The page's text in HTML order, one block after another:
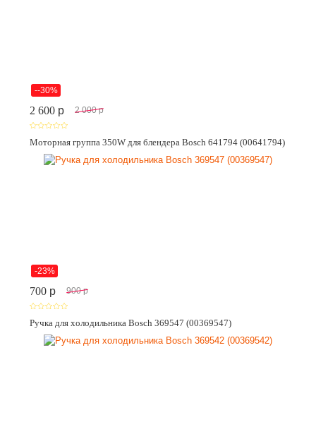
--30%
2 600 p 2 000 p
Моторная группа 350W для блендера Bosch 641794 (00641794)
-23%
700 p 900 p
Ручка для холодильника Bosch 369547 (00369547)